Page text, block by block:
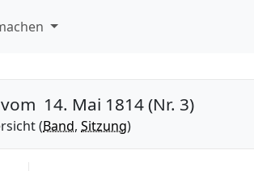
14. Mai 1814 (Nr. 3)
(Band,Sitzung)